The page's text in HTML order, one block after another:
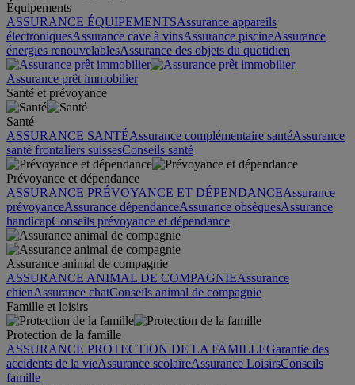
Équipements
ASSURANCE ÉQUIPEMENTSAssurance appareils
électroniquesAssurance cave à vinsAssurance piscineAssurance
énergies renouvelablesAssurance des objets du quotidien
Assurance prêt immobilier
Santé et prévoyance
Santé
ASSURANCE SANTÉAssurance complémentaire santéAssurance
santé frontaliers suissesConseils santé
Prévoyance et dépendance
ASSURANCE PRÉVOYANCE ET DÉPENDANCEAssurance
prévoyanceAssurance dépendanceAssurance obsèquesAssurance
handicapConseils prévoyance et dépendance
Assurance animal de compagnie
ASSURANCE ANIMAL DE COMPAGNIEAssurance
chienAssurance chatConseils animal de compagnie
Famille et loisirs
Protection de la famille
ASSURANCE PROTECTION DE LA FAMILLEGarantie des
accidents de la vieAssurance scolaireAssurance LoisirsConseils
famille